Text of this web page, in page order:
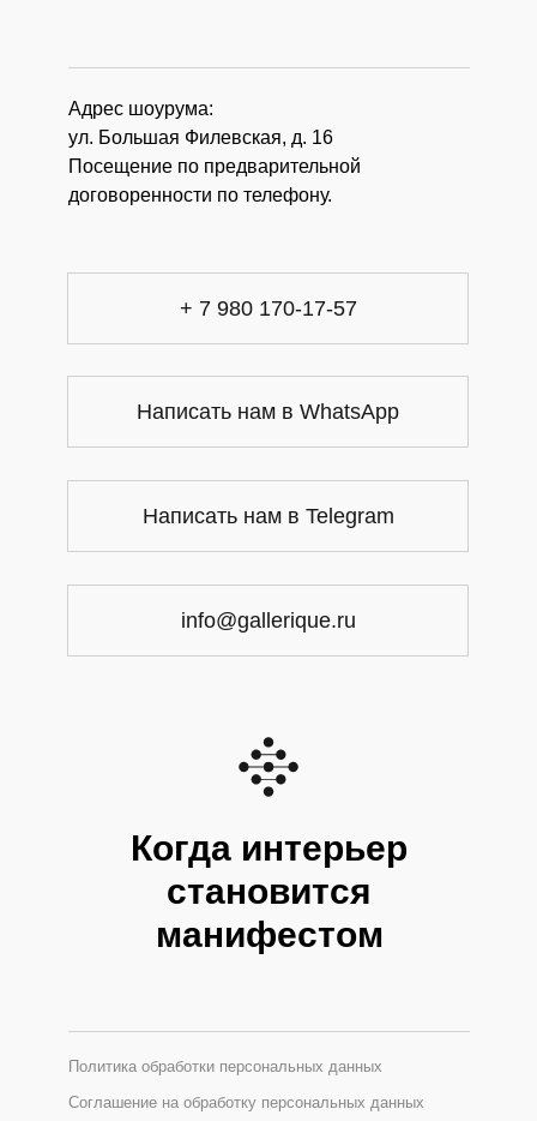
Адрес шоурума:
ул. Большая Филевская, д. 16
Посещение по предварительной
договоренности по телефону.
Соглашение на обработку персональных данных
Политика обработки персональных данных
Когда интерьер
становится
манифестом
+ 7 980 170-17-57
Написать нам в WhatsApp
info@gallerique.ru
Написать нам в Telegram